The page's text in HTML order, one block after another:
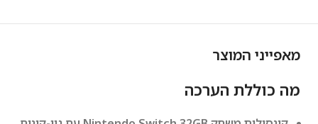
מאפייני המוצר
מה כוללת הערכה